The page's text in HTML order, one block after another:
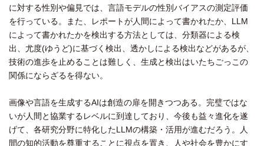
に対する性別や偏見では、言語モデルの性別バイアスの測定評価
を行っている。また、レポートが人間によって書かれたか、LLM
によって書かれたかを検出する方法としては、分類器による検
出、尤度(ゆうど)に基づく検出、透かしによる検出などがあるが、
技術の進歩を止めることは難しく、生成と検出はいたちごっこの
関係にならざるを得ない。
画像や言語を生成するAIは創造の扉を開きつつある。完璧ではな
いが人間と協業するレベルに到達しており、今後も益々進化を遂
げて、各研究分野に特化したLLMの構築・活用が進むだろう。人
間の知的活動を尊重することに視点を置き、人や社会を豊かにす